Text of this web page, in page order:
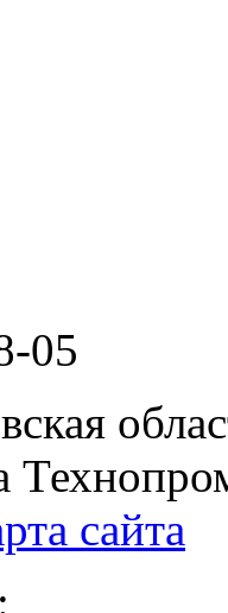
05
сайта